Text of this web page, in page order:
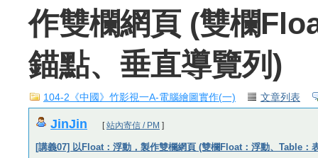
作雙欄網頁 (雙欄
錨點、垂直導覽列)
104-2《中國》竹影視一A-電腦繪圖實作(一) 文章列表
JinJin [站內寄信 / PM ]
[講義07] 以Float：浮動，製作雙欄網頁 (雙欄Float：浮動、Table：